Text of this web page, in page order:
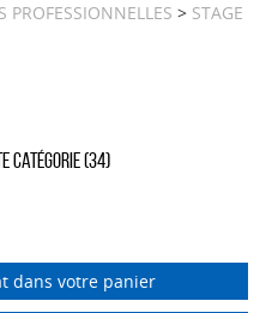
PROFESSIONNELLES > STAGE
catégorie (34)
dans votre panier